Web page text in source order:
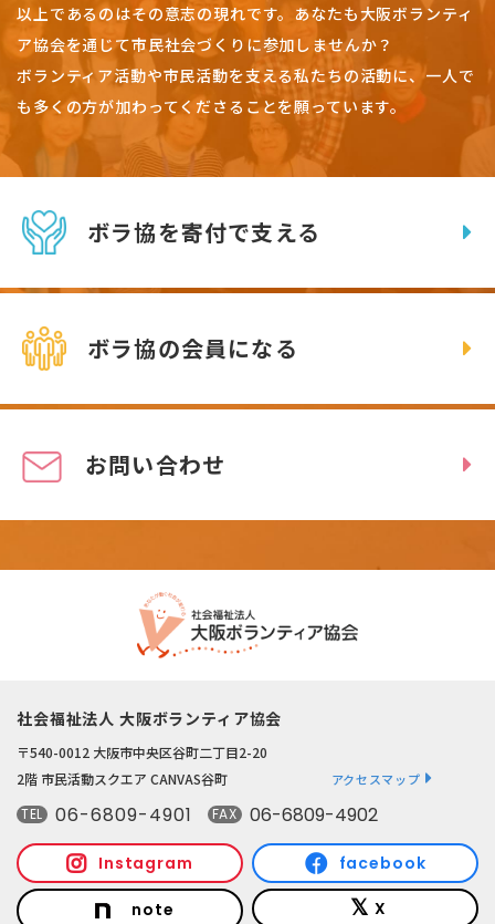
以上であるのはその意志の現れです。 あなたも大阪ボランティ
ア協会を通じて市民社会づくりに参加しませんか？
ボランティア活動や市民活動を支える私たちの活動に、一人で
も多くの方が加わってくださることを願っています。
ボラ協を寄付で支える
ボラ協の会員になる
お問い合わせ
社会福祉法人 大阪ボランティア協会
〒540-0012 大阪市中央区谷町二丁目2-20
2階 市民活動スクエア CANVAS谷町
アクセスマップ
TEL 06-6809-4901 FAX 06-6809-4902
Instagram facebook
note X